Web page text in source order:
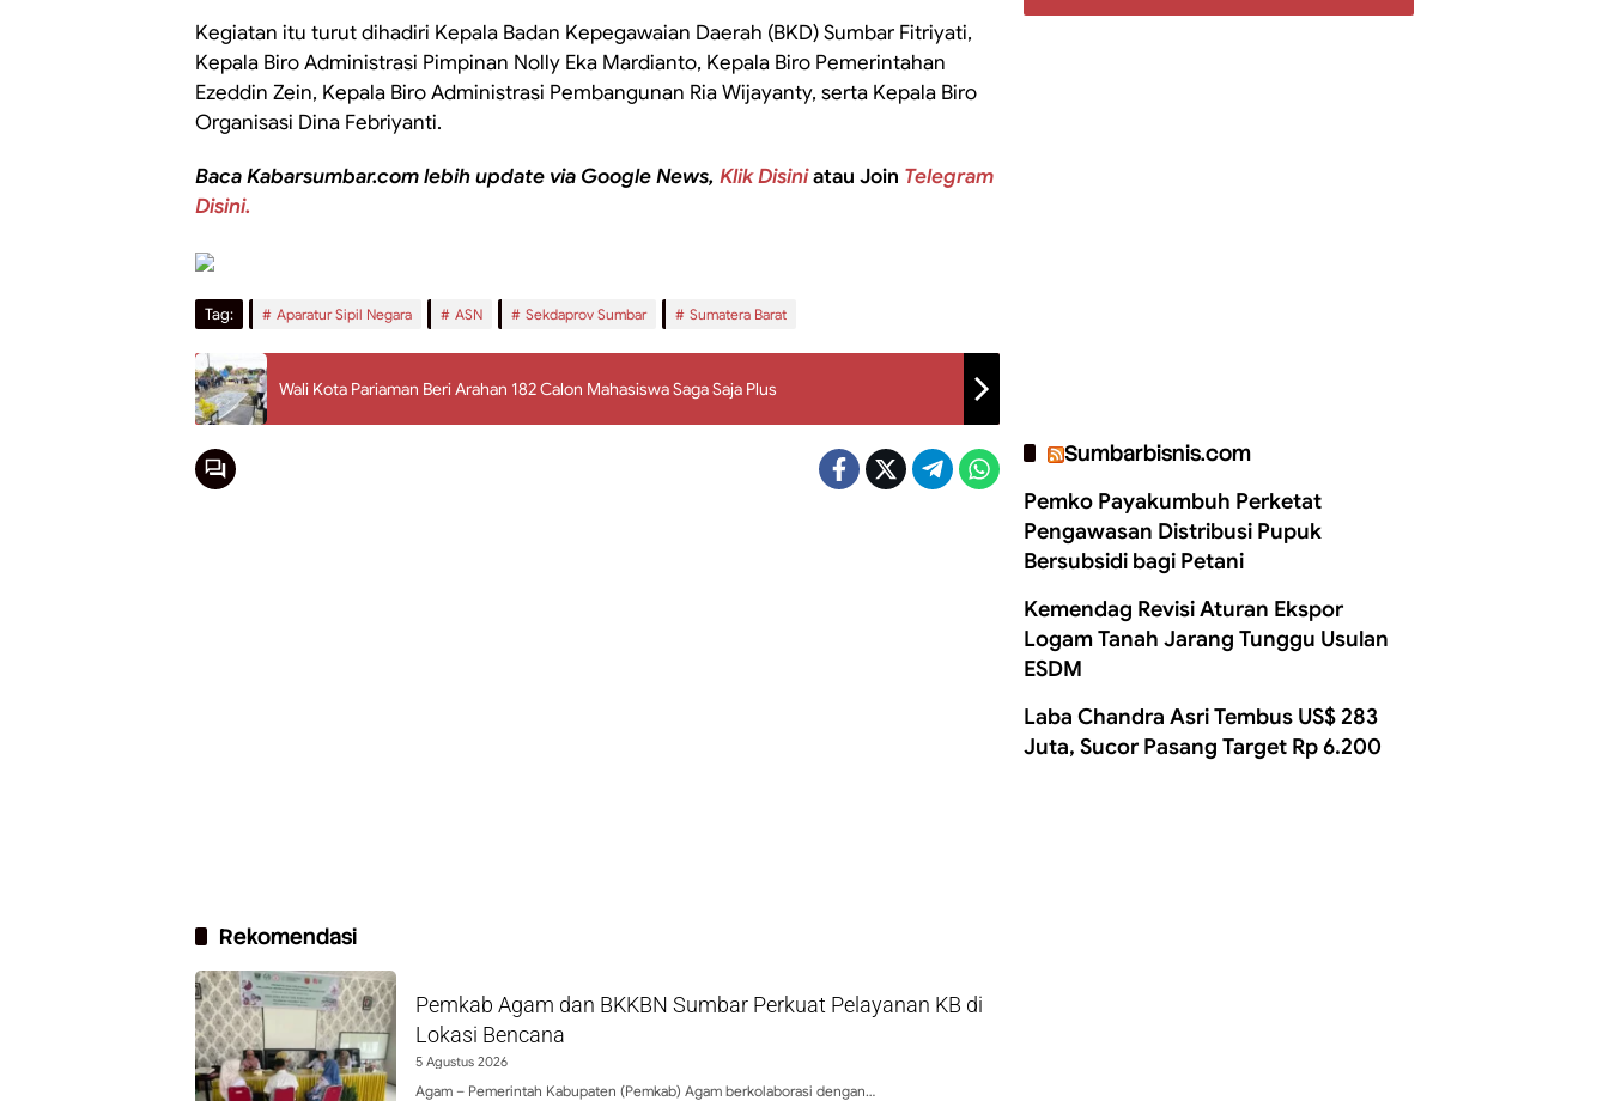
Kegiatan itu turut dihadiri Kepala Badan Kepegawaian Daerah (BKD) Sumbar Fitriyati,
Kepala Biro Administrasi Pimpinan Nolly Eka Mardianto, Kepala Biro Pemerintahan
Ezeddin Zein, Kepala Biro Administrasi Pembangunan Ria Wijayanty, serta Kepala Biro
Organisasi Dina Febriyanti.
Baca Kabarsumbar.com lebih update via Google News, Klik Disiniatau Join Telegram
Disini.
Tag: Aparatur Sipil Negara ASN Sekdaprov Sumbar Sumatera Barat
Wali Kota Pariaman Beri Arahan 182 Calon Mahasiswa Saga Saja Plus
Rekomendasi
Pemkab Agam dan BKKBN Sumbar Perkuat Pelayanan KB di
Lokasi Bencana
5 Agustus 2026
Agam – Pemerintah Kabupaten (Pemkab) Agam berkolaborasi dengan…
Sumbarbisnis.com
Pemko Payakumbuh Perketat
Pengawasan Distribusi Pupuk
Bersubsidi bagi Petani
Kemendag Revisi Aturan Ekspor
Logam Tanah Jarang Tunggu Usulan
ESDM
Laba Chandra Asri Tembus US$ 283
Juta, Sucor Pasang Target Rp 6.200